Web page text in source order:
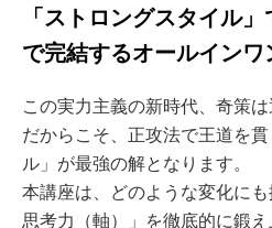
「ストロングスタイル
で完結するオールインワ
この実力主義の新時代、奇策は
だからこそ、正攻法で王道を
ル」が最強の解となります。
本講座は、どのような変化に
思考力（軸）」を徹底的に鍛